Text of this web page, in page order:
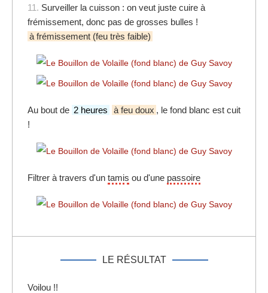
11. Surveiller la cuisson : on veut juste cuire à
frémissement, donc pas de grosses bulles !
à frémissement (feu très faible)
Au bout de 2 heures à feu doux , le fond blanc est cuit
!
Filtrer à travers d'un tamis ou d'une passoire
LE RÉSULTAT
Voilou !!